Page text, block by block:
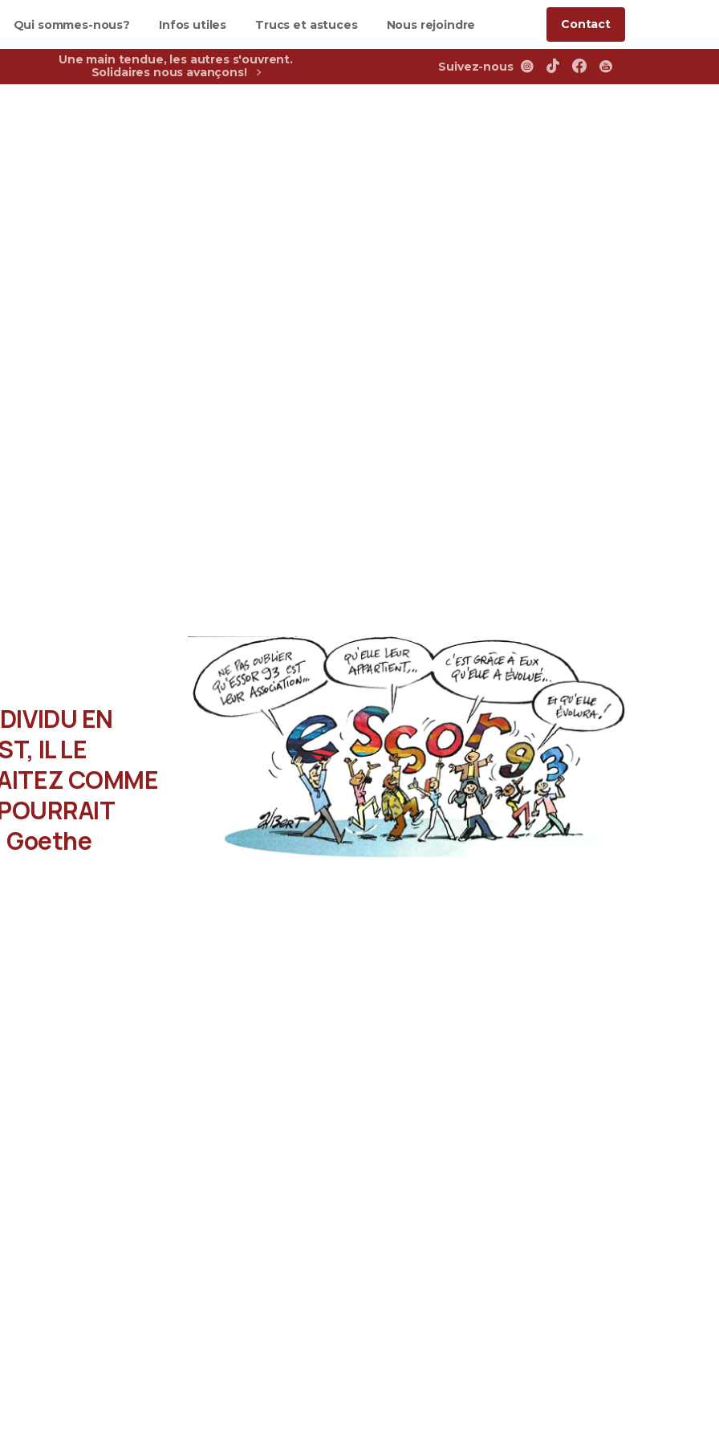
Qui sommes-nous? Infos utiles Trucs et astuces Nous rejoindre Contact
Une main tendue, les autres s'ouvrent.
Solidaires nous avançons!
Suivez-nous
EN
IL LE
COMME
Goethe